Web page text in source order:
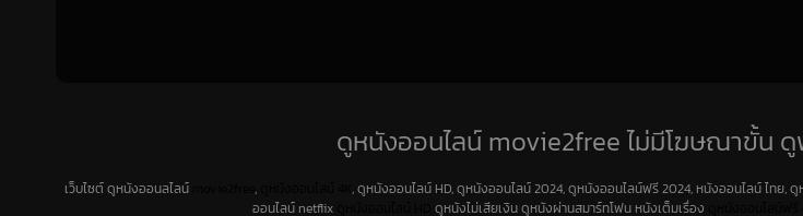
ดูหนังออนไลน์ movie2free ไม่มีโฆษณาขั้น ดู
เว็บไซต์ ดูหนังออนลไลน์ ,
, ดูหนังออนไลน์ HD, ดูหนังออนไลน์ 2024, ดูหนังออนไลน์ฟรี 2024, หนังออนไลน์ ไทย,
ออนไลน์ netflix
ดูหนังไม่เสียเงิน ดูหนังผ่านสมาร์ทโฟน หนังเต็มเรื่อง